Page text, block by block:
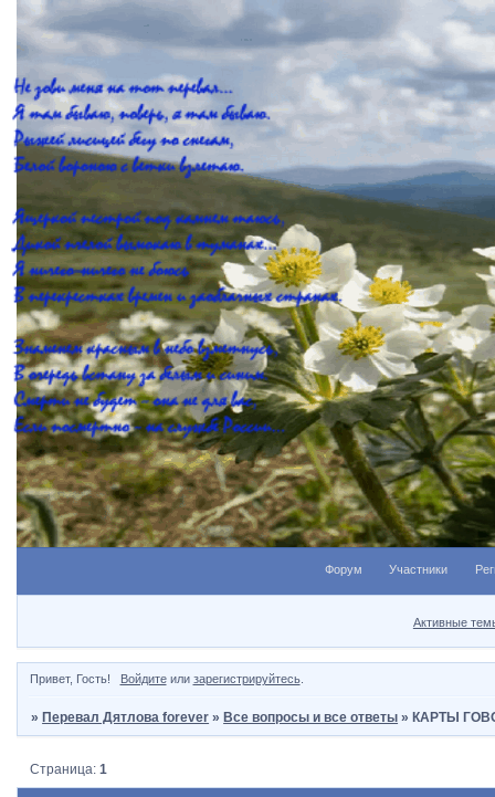
Форум Участники
Активные
Привет, Гость! Войдитеили зарегистрируйтесь.
»Перевал Дятлова forever »Все вопросы и все ответы »КАРТЫ
Страница:1